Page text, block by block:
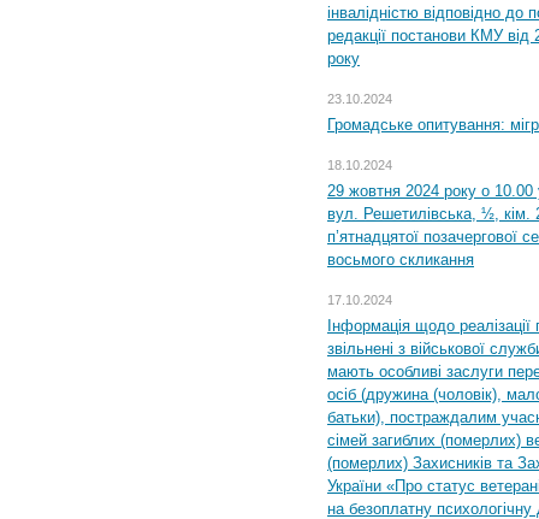
інвалідністю відповідно
редакції постанови КМУ
року
23.10.2024
Громадське опитування:
18.10.2024
29 жовтня 2024 року о 10.00
вул. Решетилівська, ½, кім.
п’ятнадцятої позачергової
восьмого скликання
17.10.2024
Інформація щодо
звільнені з військової
мають особливі заслуги
осіб (дружина (чоловік),
батьки), постраждалим
сімей загиблих (померлих)
(померлих) Захисників та
України «Про статус
на безоплатну психологічну